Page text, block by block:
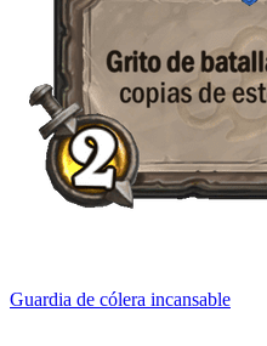
Guardia de cólera incansable